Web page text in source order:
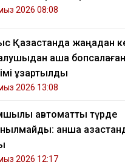
2026 08:08
Қазақстанда жаңадан
ақша
ұзартылды
2026 13:08
автоматты түрде
қанша
2026 12:17